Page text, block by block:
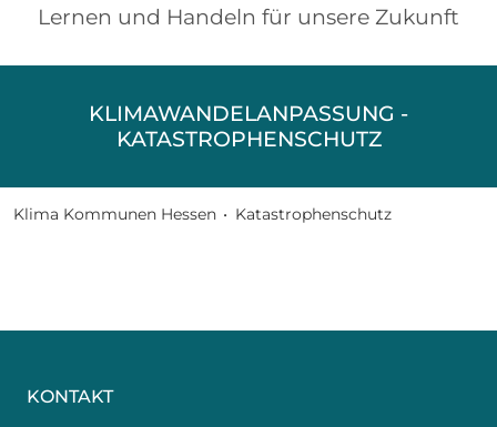
Lernen und Handeln für unsere Zukunft
KLIMAWANDELANPASSUNG -
KATASTROPHENSCHUTZ
Klima Kommunen Hessen • Katastrophenschutz
KONTAKT